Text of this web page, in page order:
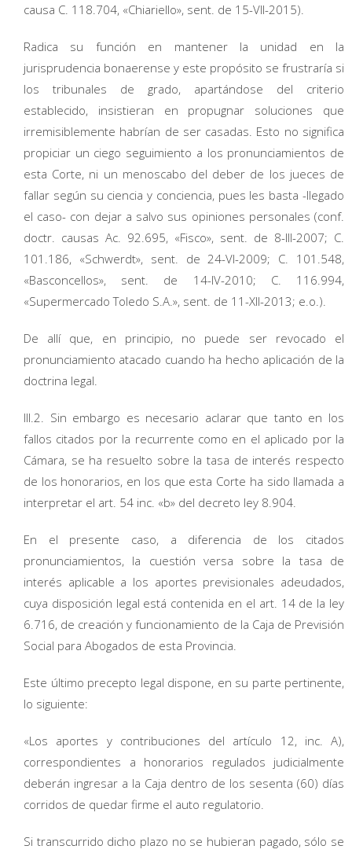
causa C. 118.704, «Chiariello», sent. de 15-VII-2015).
Radica su función en mantener la unidad en la
jurisprudencia bonaerense y este propósito se frustraría si
los tribunales de grado, apartándose del criterio
establecido, insistieran en propugnar soluciones que
irremisiblemente habrían de ser casadas. Esto no significa
propiciar un ciego seguimiento a los pronunciamientos de
esta Corte, ni un menoscabo del deber de los jueces de
fallar según su ciencia y conciencia, pues les basta -llegado
el caso- con dejar a salvo sus opiniones personales (conf.
doctr. causas Ac. 92.695, «Fisco», sent. de 8-III-2007; C.
101.186, «Schwerdt», sent. de 24-VI-2009; C. 101.548,
«Basconcellos», sent. de 14-IV-2010; C. 116.994,
«Supermercado Toledo S.A.», sent. de 11-XII-2013; e.o.).
De allí que, en principio, no puede ser revocado el
pronunciamiento atacado cuando ha hecho aplicación de la
doctrina legal.
III.2. Sin embargo es necesario aclarar que tanto en los
fallos citados por la recurrente como en el aplicado por la
Cámara, se ha resuelto sobre la tasa de interés respecto
de los honorarios, en los que esta Corte ha sido llamada a
interpretar el art. 54 inc. «b» del decreto ley 8.904.
En el presente caso, a diferencia de los citados
pronunciamientos, la cuestión versa sobre la tasa de
interés aplicable a los aportes previsionales adeudados,
cuya disposición legal está contenida en el art. 14 de la ley
6.716, de creación y funcionamiento de la Caja de Previsión
Social para Abogados de esta Provincia.
Este último precepto legal dispone, en su parte pertinente,
lo siguiente:
«Los aportes y contribuciones del artículo 12, inc. A),
correspondientes a honorarios regulados judicialmente
deberán ingresar a la Caja dentro de los sesenta (60) días
corridos de quedar firme el auto regulatorio.
Si transcurrido dicho plazo no se hubieran pagado, sólo se